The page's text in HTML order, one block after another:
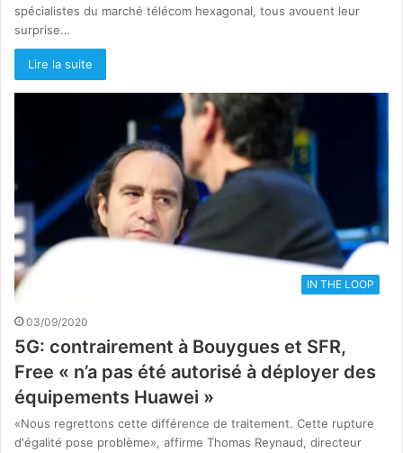
spécialistes du marché télécom hexagonal, tous avouent leur
surprise…
Lire la suite
IN THE LOOP
03/09/2020
5G: contrairement à Bouygues et SFR,
Free « n’a pas été autorisé à déployer des
équipements Huawei »
«Nous regrettons cette différence de traitement. Cette rupture
d'égalité pose problème», affirme Thomas Reynaud, directeur